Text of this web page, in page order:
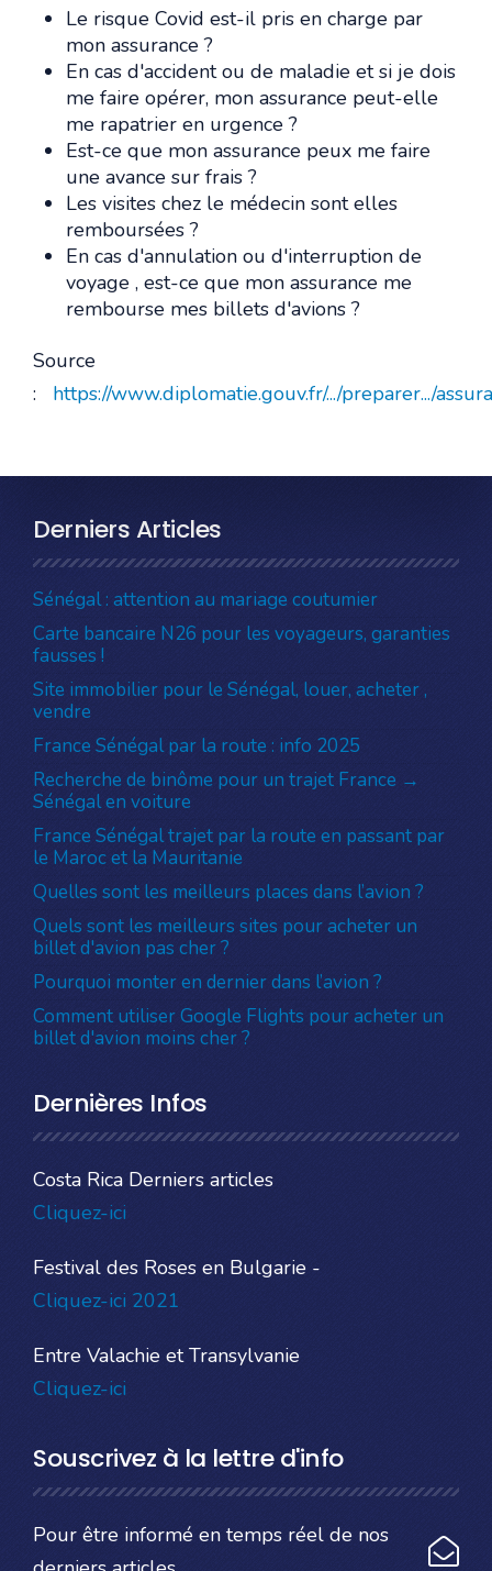
Le risque Covid est-il pris en charge par
mon assurance ?
En cas d'accident ou de maladie et si je dois
me faire opérer, mon assurance peut-elle
me rapatrier en urgence ?
Est-ce que mon assurance peux me faire
une avance sur frais ?
Les visites chez le médecin sont elles
remboursées ?
En cas d'annulation ou d'interruption de
voyage , est-ce que mon assurance me
rembourse mes billets d'avions ?
Source
: https://www.diplomatie.gouv.fr/.../preparer.../
Derniers Articles
Sénégal : attention au mariage coutumier
Carte bancaire N26 pour les voyageurs, garanties
fausses !
Site immobilier pour le Sénégal, louer, acheter ,
vendre
France Sénégal par la route : info 2025
Recherche de binôme pour un trajet France →
Sénégal en voiture
France Sénégal trajet par la route en passant par
le Maroc et la Mauritanie
Quelles sont les meilleurs places dans l’avion ?
Quels sont les meilleurs sites pour acheter un
billet d'avion pas cher ?
Pourquoi monter en dernier dans l’avion ?
Comment utiliser Google Flights pour acheter un
billet d'avion moins cher ?
Dernières Infos
Costa Rica Derniers articles
Cliquez-ici
Festival des Roses en Bulgarie -
Cliquez-ici 2021
Entre Valachie et Transylvanie
Cliquez-ici
Souscrivez à la lettre d'info
Pour être informé en temps réel de nos